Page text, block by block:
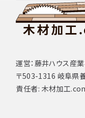
運営：藤井ハウス産
〒503-1316 岐阜県
責任者: 木材加工